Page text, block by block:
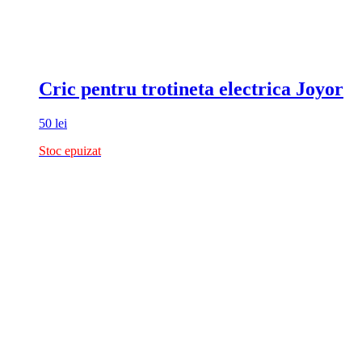
Cric pentru trotineta electrica Joyor
50 lei
Stoc epuizat